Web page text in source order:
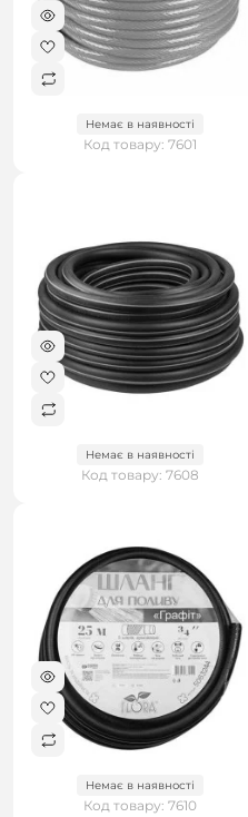
Немає в наявності
Код товару: 7601
Немає в наявності
Код товару: 7608
Немає в наявності
Код товару: 7610